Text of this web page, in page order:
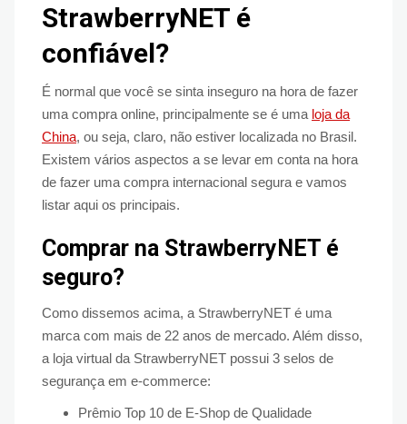
StrawberryNET é
confiável?
É normal que você se sinta inseguro na hora de fazer
uma compra online, principalmente se é uma loja da
China, ou seja, claro, não estiver localizada no Brasil.
Existem vários aspectos a se levar em conta na hora
de fazer uma compra internacional segura e vamos
listar aqui os principais.
Comprar na StrawberryNET é
seguro?
Como dissemos acima, a StrawberryNET é uma
marca com mais de 22 anos de mercado. Além disso,
a loja virtual da StrawberryNET possui 3 selos de
segurança em e-commerce:
Prêmio Top 10 de E-Shop de Qualidade